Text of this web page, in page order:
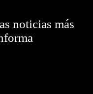
noticias más